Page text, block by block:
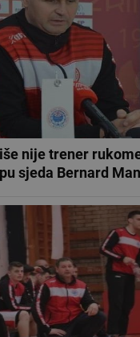
nije trener
sjeda Bernard